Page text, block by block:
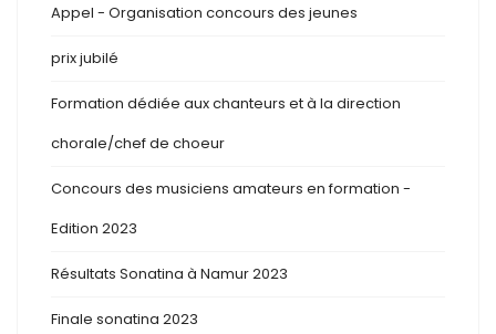
Appel - Organisation concours des jeunes
prix jubilé
Formation dédiée aux chanteurs et à la direction
chorale/chef de choeur
Concours des musiciens amateurs en formation -
Edition 2023
Résultats Sonatina à Namur 2023
Finale sonatina 2023